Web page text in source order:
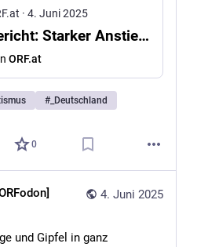
· 4. Juni 2025
Bericht: Starker Anstieg von Antisemitismus in Deutschland
ORF.at
# _Deutschland
0
4. Juni 2025
und Gipfel in ganz